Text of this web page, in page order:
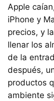
Apple
iPhone y
precios, y
llenar los
de la
después,
productos
ambiente